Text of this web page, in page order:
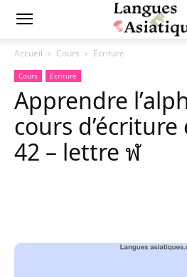
Accueil Cours Ecriture
Cours Ecriture
Apprendre
cours
42 – lettre ฬ